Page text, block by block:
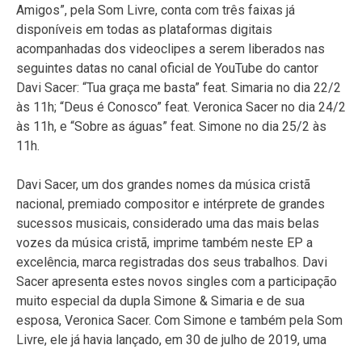
Amigos”, pela Som Livre, conta com três faixas já
disponíveis em todas as plataformas digitais
acompanhadas dos videoclipes a serem liberados nas
seguintes datas no canal oficial de YouTube do cantor
Davi Sacer: “Tua graça me basta” feat. Simaria no dia 22/2
às 11h; “Deus é Conosco” feat. Veronica Sacer no dia 24/2
às 11h, e “Sobre as águas” feat. Simone no dia 25/2 às
11h.
Davi Sacer, um dos grandes nomes da música cristã
nacional, premiado compositor e intérprete de grandes
sucessos musicais, considerado uma das mais belas
vozes da música cristã, imprime também neste EP a
excelência, marca registradas dos seus trabalhos. Davi
Sacer apresenta estes novos singles com a participação
muito especial da dupla Simone & Simaria e de sua
esposa, Veronica Sacer. Com Simone e também pela Som
Livre, ele já havia lançado, em 30 de julho de 2019, uma